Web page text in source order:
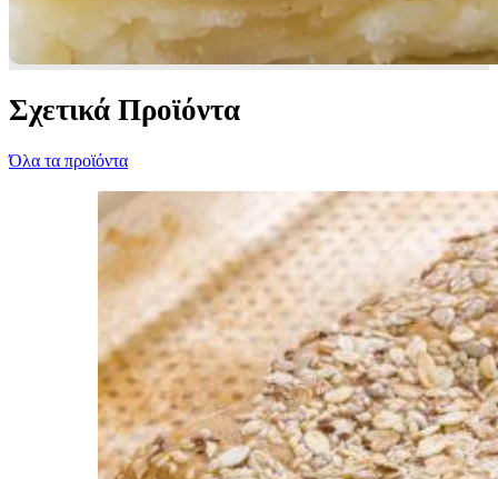
Σχετικά Προϊόντα
Όλα τα προϊόντα